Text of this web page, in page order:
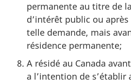
permanente au titre de
d’intérêt public ou
telle demande, mais
résidence permanente;
A résidé au Canada
a l’intention de s’établir